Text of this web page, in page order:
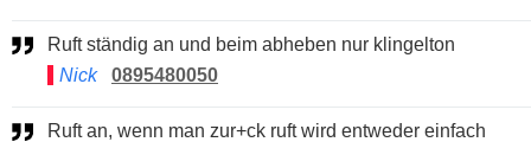
Ruft ständig an und beim abheben nur klingelton
Nick
0895480050
Ruft an, wenn man zur+ck ruft wird entweder einfach